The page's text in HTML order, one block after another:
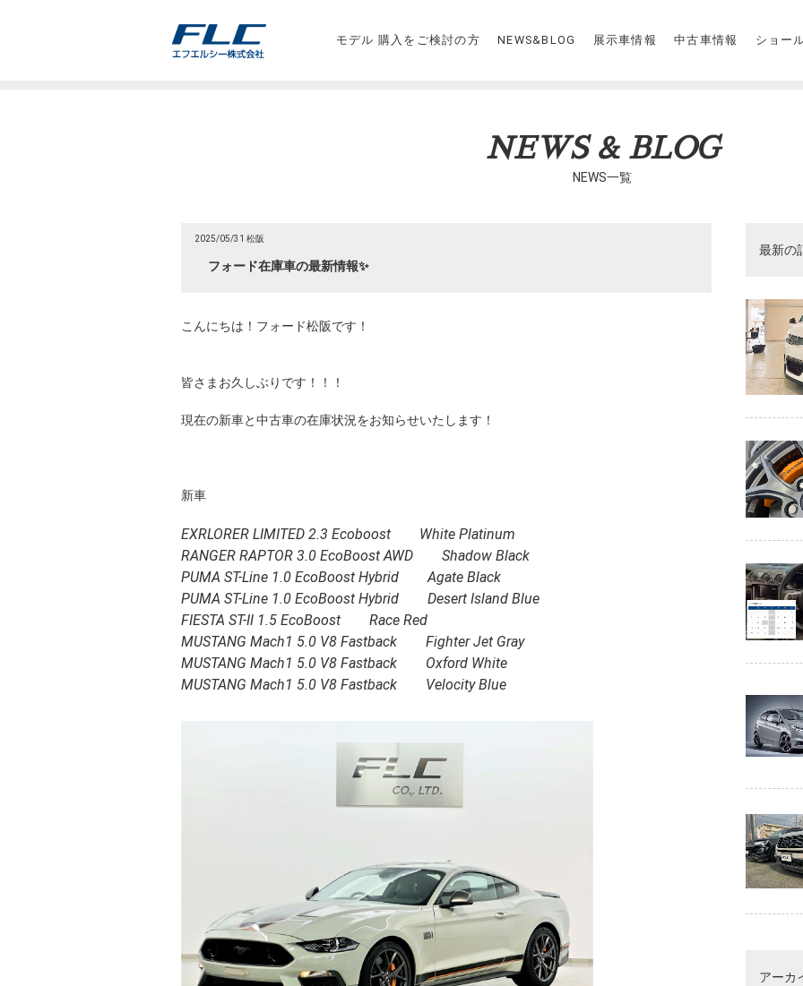
モデル 購入をご検討の方 NEWS&BLOG 展示車情報 中古車情報 ショー
NEWS & BLOG
NEWS一覧
2025/05/31 松阪
フォード在庫車の最新情報✨
こんにちは！フォード松阪です！
皆さまお久しぶりです！！！
現在の新車と中古車の在庫状況をお知らせいたします！
新車
EXRLORER LIMITED 2.3 Ecoboost White Platinum
RANGER RAPTOR 3.0 EcoBoost AWD Shadow Black
PUMA ST-Line 1.0 EcoBoost Hybrid Agate Black
PUMA ST-Line 1.0 EcoBoost Hybrid Desert Island Blue
FIESTA ST-Ⅱ 1.5 EcoBoost Race Red
MUSTANG Mach1 5.0 V8 Fastback Fighter Jet Gray
MUSTANG Mach1 5.0 V8 Fastback Oxford White
MUSTANG Mach1 5.0 V8 Fastback Velocity Blue
最新の
アーカ